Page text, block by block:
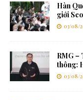
Hàn
giới
03/08/
RMG –
thông:
03/08/